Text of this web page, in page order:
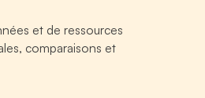
et de ressources
comparaisons et